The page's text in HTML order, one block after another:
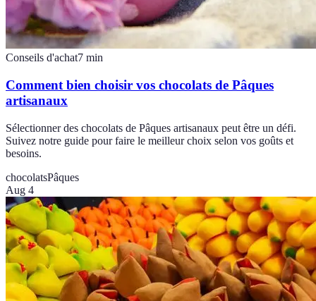
Conseils d'achat7 min
Comment bien choisir vos chocolats de Pâques
artisanaux
Sélectionner des chocolats de Pâques artisanaux peut être un défi.
Suivez notre guide pour faire le meilleur choix selon vos goûts et
besoins.
chocolatsPâques
Aug 4